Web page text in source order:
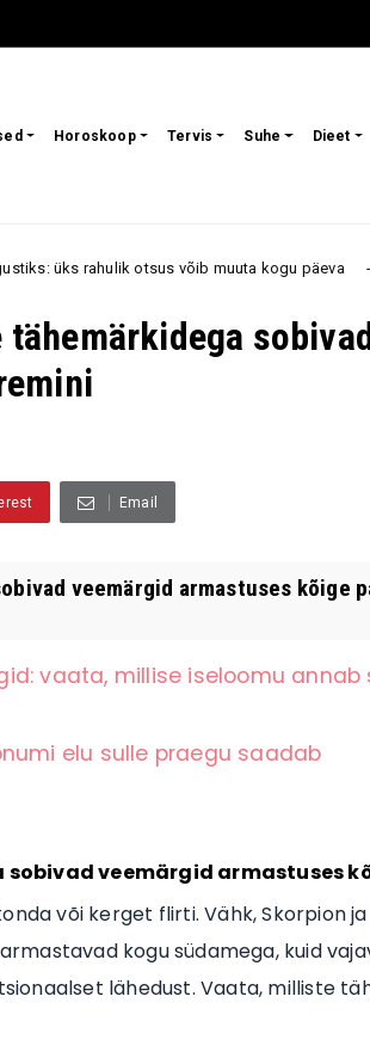
Horoskoop Tervis Suhe Dieet
otsus võib muuta kogu päeva astroloogia
Email
veemärgid armastuses kõige
vaata, millise iseloomu annab
elu sulle praegu saadab
veemärgid armastuses
või kerget flirti. Vähk, Skorpion
kogu südamega, kuid
lähedust. Vaata, milliste